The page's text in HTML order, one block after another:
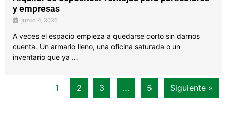
y empresas
junio 4, 2026
A veces el espacio empieza a quedarse corto sin darnos
cuenta. Un armario lleno, una oficina saturada o un
inventario que ya …
1 2 3 … 5 Siguiente »